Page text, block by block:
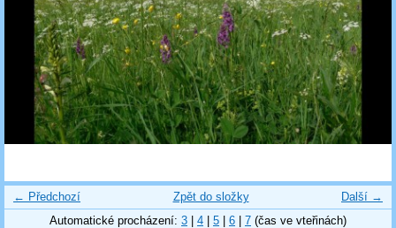
← Předchozí Další →
Zpět do složky
Automatické procházení: 3 | 4 | 5 | 6 | 7 (čas ve vteřinách)